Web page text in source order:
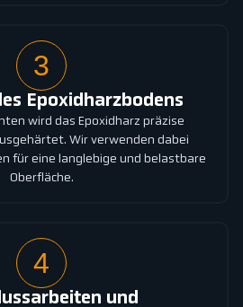
3
Epoxidharzbodens
wird das Epoxidharz präzise
Wir verwenden dabei
für eine langlebige und belastbare
Oberfläche.
4
und